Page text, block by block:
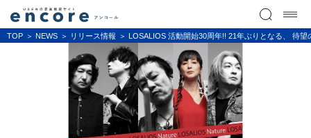
TOP NEWS リリース情報 LOSALIOS 活動開始30周年!! 21年ぶりとなる、 待